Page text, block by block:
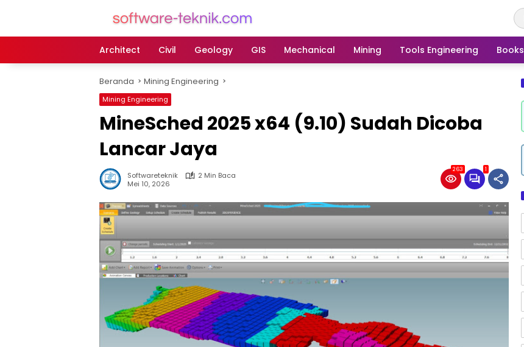
Architect
Civil Geology GIS Mechanical Mining Tools Engineering Books
Beranda Mining Engineering
Mining Engineering
MineSched 2025 x64 (9.10) Sudah Dicoba
Lancar Jaya
Softwareteknik
2 Min Baca
Mei 10, 2026
263 1